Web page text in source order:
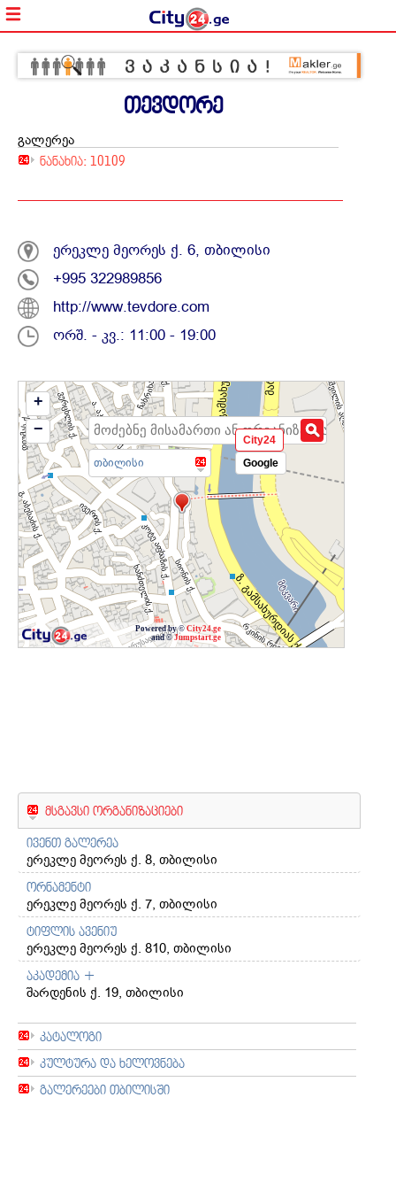
თევდორე
გალერეა
ნანახია: 10109
ერეკლე მეორეს ქ. 6, თბილისი
+995 322989856
http://www.tevdore.com
ორშ. - კვ.: 11:00 - 19:00
თბილისი
Powered by ©City24.ge
and ©Jumpstart.ge
+
−
City24
Google
მსგავსი ორგანიზაციები
ივენთ გალერეა
ერეკლე მეორეს ქ. 8, თბილისი
ორნამენტი
ერეკლე მეორეს ქ. 7, თბილისი
ტიფლის ავენიუ
ერეკლე მეორეს ქ. 810, თბილისი
აკადემია +
შარდენის ქ. 19, თბილისი
კატალოგი
კულტურა და ხელოვნება
გალერეები თბილისში